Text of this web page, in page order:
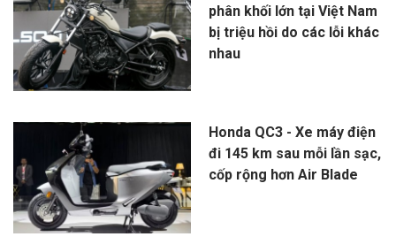
phân khối lớn tại Việt Nam
bị triệu hồi do các lỗi khác
nhau
Honda QC3 - Xe máy điện
đi 145 km sau mỗi lần sạc,
cốp rộng hơn Air Blade